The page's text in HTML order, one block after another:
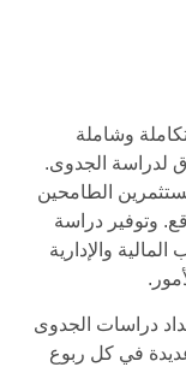
وشاملة
لدراسة الجدوى.
الطامحين
وتوفير دراسة
والإدارية
دراسات الجدوى
في كل ربوع